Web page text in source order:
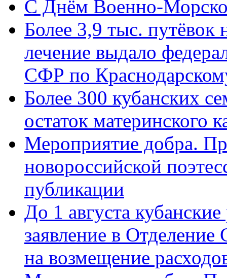
C Днём Военно-
Более 3,9 тыс. путёвок
лечение выдало
СФР по
Более 300 кубанских
остаток материнского
Мероприятие добра.
новороссийской
публикации
До 1 августа
заявление в
на возмещение